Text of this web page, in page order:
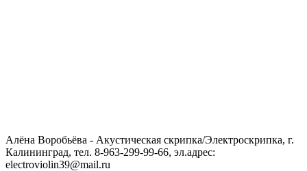
Алёна Воробьёва - Акустическая скрипка/Электроскрипка, г.
Калининград, тел. 8-963-299-99-66, эл.адрес:
electroviolin39@mail.ru